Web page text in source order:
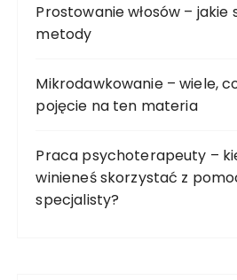
Prostowanie włosów –
metody
Mikrodawkowanie – wiele,
pojęcie na ten materia
Praca psychoterapeuty –
winieneś skorzystać z
specjalisty?